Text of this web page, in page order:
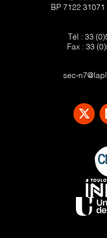
BP 7122 31071
Tél : 33
Fax : 33
sec-